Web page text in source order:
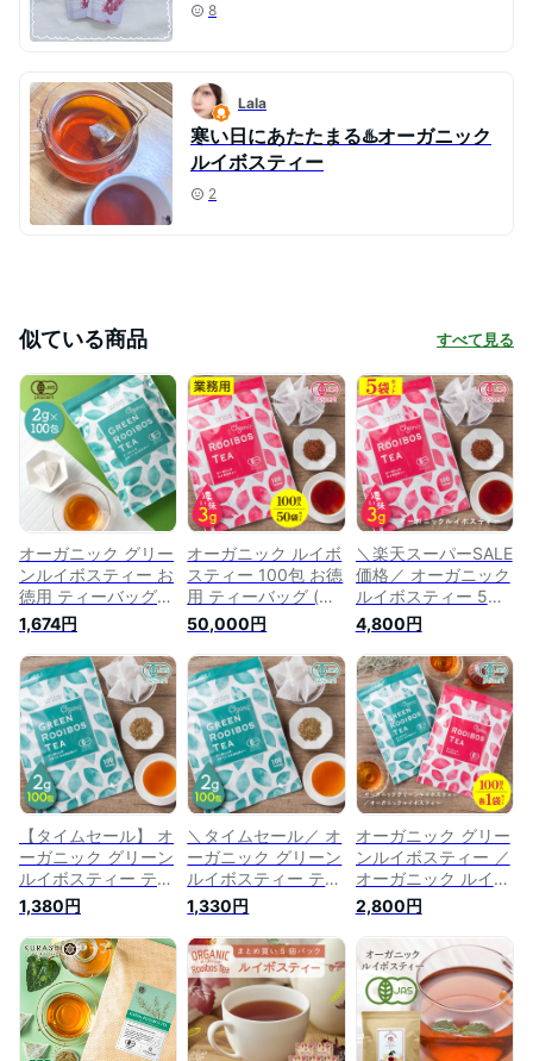
8
Lala
寒い日にあたたまる♨️オーガニック
ルイボスティー
2
似ている商品 すべて見る
オーガニック グリー
ンルイボスティー お
徳用 ティーバッグ
100包 （大容量
2g×100個入） 送料
無料 有機 JAS 無添
加 ノンカフェイン
ノンカロリー ティー
パック 水出し 500
ギフト パック オー
ガニックルイボステ
ィー ルイボス お茶
1,674円
オーガニック ルイボ
スティー 100包 お徳
用 ティーバッグ (大
容量 3g×100個×50
パック） 業務用 濃
い味 ノンカフェイン
お茶 ノンカロリー
ルイボスティー 有機
ルイボス 妊活 妊婦
美容 健康 ティーパ
ック 送料無料 オフ
ィス
50,000円
＼楽天スーパーSALE
価格／ オーガニック
ルイボスティー 5袋
セット 100包 お徳用
ティーバッグ (大容
量 3g×100個×5パッ
ク） 送料無料 濃い
味 ノンカフェイン
お茶 ノンカロリー
ルイボス 妊活 妊婦
美容 健康 ティーバ
ッグ ティーパック
オフィス 3グラム
4,800円
【タイムセール】 オ
ーガニック グリーン
ルイボスティー ティ
ーバッグ 100包（
2g×100個入） 送料
無料 ＜ 大容量 有機
妊活 妊婦 ルイボス
ティー 美容 健康 ノ
ンカフェイン ノンカ
ロリー ティーパック
パック お茶 ＞
1,380円
＼タイムセール／ オ
ーガニック グリーン
ルイボスティー ティ
ーバッグ 100包
（2g×100個入） 送
料無料 大容量 有機
妊活 妊婦 ルイボス
ティー 美容 健康 ノ
ンカフェイン ノンカ
ロリー ティーパック
パック お茶
1,330円
オーガニック グリー
ンルイボスティー ／
オーガニック ルイボ
スティー 各1パック
セット ティーバッグ
100包（2g×100個／
3g×100個） 有機 ノ
ンカフェイン ノンカ
ロリー ルイボス 妊
活 妊婦 美容 ティー
パック お茶
2,800円